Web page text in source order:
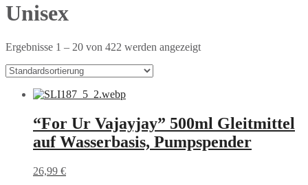
Unisex
Ergebnisse 1 – 20 von 422 werden angezeigt
“For Ur Vajayjay” 500ml Gleitmittel
auf Wasserbasis, Pumpspender
26,99 €